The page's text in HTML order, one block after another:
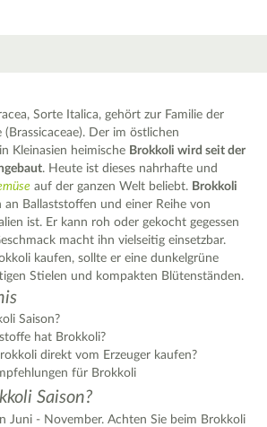
Sorte Italica, gehört zur Familie der
(Brassicaceae). Der im östlichen
Kleinasien heimische Brokkoli wird seit der
. Heute ist dieses nahrhafte und
auf der ganzen Welt beliebt. Brokkoli
an Ballaststoffen und einer Reihe von
ist. Er kann roh oder gekocht gegessen
macht ihn vielseitig einsetzbar.
kaufen, sollte er eine dunkelgrüne
Stielen und kompakten Blütenständen.
Saison?
hat Brokkoli?
direkt vom Erzeuger kaufen?
für Brokkoli
Saison?
Juni - November. Achten Sie beim Brokkoli